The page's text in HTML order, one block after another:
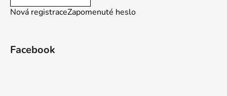
Nová registraceZapomenuté heslo
Facebook